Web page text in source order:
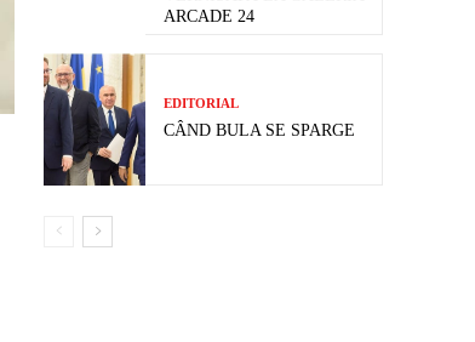
ARCADE 24
EDITORIAL
CÂND BULA SE SPARGE